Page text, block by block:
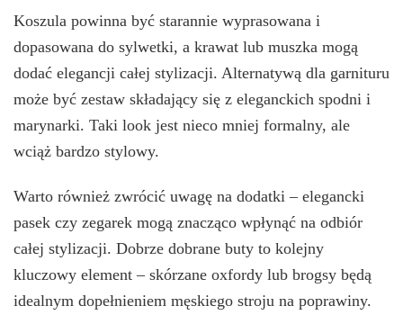
Koszula powinna być starannie wyprasowana i
dopasowana do sylwetki, a krawat lub muszka mogą
dodać elegancji całej stylizacji. Alternatywą dla garnituru
może być zestaw składający się z eleganckich spodni i
marynarki. Taki look jest nieco mniej formalny, ale
wciąż bardzo stylowy.
Warto również zwrócić uwagę na dodatki – elegancki
pasek czy zegarek mogą znacząco wpłynąć na odbiór
całej stylizacji. Dobrze dobrane buty to kolejny
kluczowy element – skórzane oxfordy lub brogsy będą
idealnym dopełnieniem męskiego stroju na poprawiny.